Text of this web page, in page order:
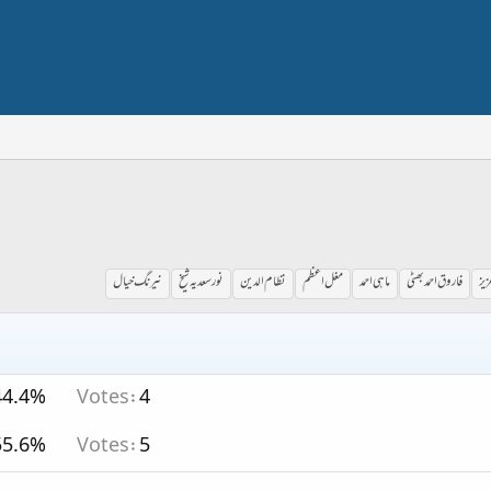
فاروق احمد بھٹی ماہی احمد مغل اعظم نظام الدین نور سعدیہ شیخ نیرنگ خیال
Votes:4
Votes:5